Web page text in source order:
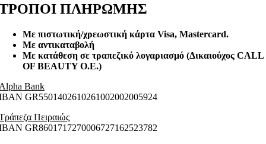
ΠΛΗΡΩΜΗΣ
Με πιστωτική/χρεωστική κάρτα Visa, Mastercard.
Με αντικαταβολή
Με κατάθεση σε τραπεζικό λογαριασμό (Δικαιούχος CALL
OF BEAUTY O.E.)
Bank
GR5501402610261002002005924
Πειραιώς
GR8601717270006727162523782